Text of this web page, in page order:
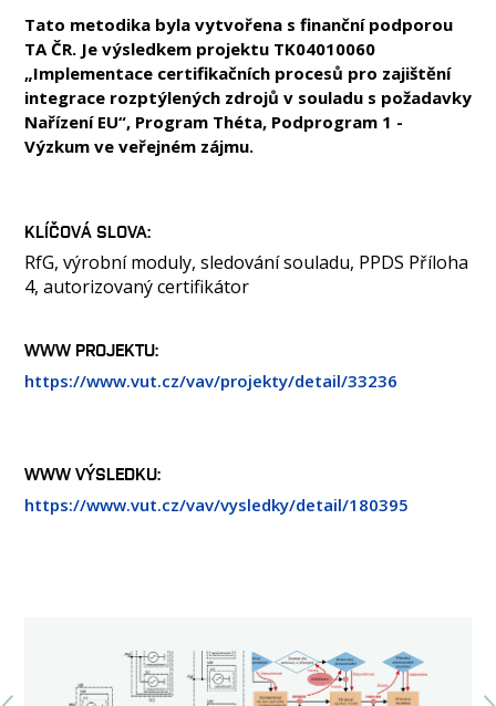
Tato metodika byla vytvořena s finanční podporou
TA ČR. Je výsledkem projektu TK04010060
„Implementace certifikačních procesů pro zajištění
integrace rozptýlených zdrojů v souladu s požadavky
Nařízení EU“, Program Théta, Podprogram 1 -
Výzkum ve veřejném zájmu.
KLÍČOVÁ SLOVA
RfG, výrobní moduly, sledování souladu, PPDS Příloha
4, autorizovaný certifikátor
WWW PROJEKTU:
https://www.vut.cz/vav/projekty/detail/33236
WWW VÝSLEDKU:
https://www.vut.cz/vav/vysledky/detail/180395